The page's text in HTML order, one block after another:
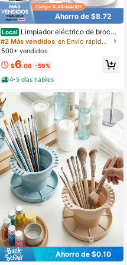
Ahorro de $8.72
Local Limpiador eléctrico de brocha
s de maquillaje, 3 en 1, automático,
para uso diario, apto para maquillaj
a vuelta al cole, ideal para viajes de
#2 Más vendidos
en Envío rápido Herramientas para limpiar y secar
500+ vendidos
$6.08 -59%
4-5 días hábiles
Ahorro de $0.10